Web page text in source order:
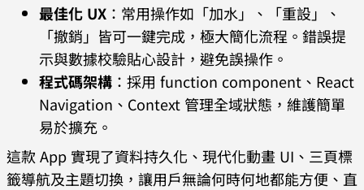
最佳化 UX ：常用操作如「加水」、「重設」、
「撤銷」皆可一鍵完成，極大簡化流程。錯誤提
示與數據校驗貼心設計，避免誤操作。
程式碼架構 ：採用 function component、React
Navigation、Context 管理全域狀態，維護簡單
易於擴充。
這款 App 實現了資料持久化、現代化動畫 UI、三頁標
籤導航及主題切換，讓用戶無論何時何地都能方便、直